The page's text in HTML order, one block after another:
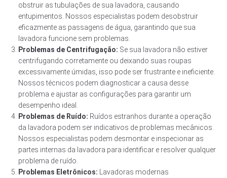
obstruir as tubulações de sua lavadora, causando
entupimentos. Nossos especialistas podem desobstruir
eficazmente as passagens de água, garantindo que sua
lavadora funcione sem problemas.
Problemas de Centrifugação: Se sua lavadora não estiver
centrifugando corretamente ou deixando suas roupas
excessivamente úmidas, isso pode ser frustrante e ineficiente.
Nossos técnicos podem diagnosticar a causa desse
problema e ajustar as configurações para garantir um
desempenho ideal.
Problemas de Ruído: Ruídos estranhos durante a operação
da lavadora podem ser indicativos de problemas mecânicos.
Nossos especialistas podem desmontar e inspecionar as
partes internas da lavadora para identificar e resolver qualquer
problema de ruído.
Problemas Eletrônicos: Lavadoras modernas